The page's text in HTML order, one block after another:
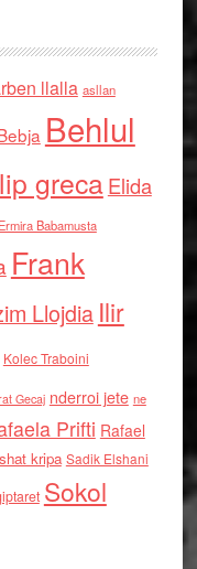
llalla asllan
Behlul
grecaElida
Ermira Babamusta
Frank
Llojdia Ilir
Kolec Traboini
Gecaj nderroi jete ne
Prifti Rafael
kripa Sadik Elshani
Sokol